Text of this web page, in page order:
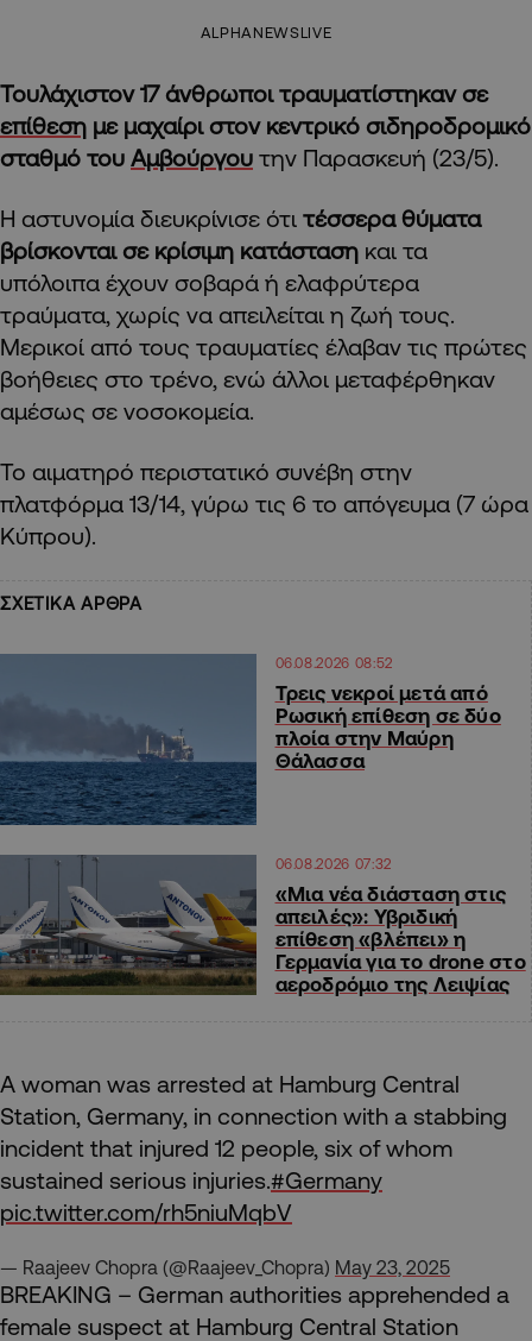
ALPHANEWSLIVE
Τουλάχιστον 17 άνθρωποι τραυματίστηκαν σε
επίθεση με μαχαίρι στον κεντρικό σιδηροδρομικό
σταθμό του Αμβούργου την Παρασκευή (23/5).
Η αστυνομία διευκρίνισε ότι τέσσερα θύματα
βρίσκονται σε κρίσιμη κατάσταση και τα
υπόλοιπα έχουν σοβαρά ή ελαφρύτερα
τραύματα, χωρίς να απειλείται η ζωή τους.
Μερικοί από τους τραυματίες έλαβαν τις πρώτες
βοήθειες στο τρένο, ενώ άλλοι μεταφέρθηκαν
αμέσως σε νοσοκομεία.
Το αιματηρό περιστατικό συνέβη στην
πλατφόρμα 13/14, γύρω τις 6 το απόγευμα (7 ώρα
Κύπρου).
ΣΧΕΤΙΚΑ ΑΡΘΡΑ
06.08.2026 08:52
Τρεις νεκροί μετά από
Ρωσική επίθεση σε δύο
πλοία στην Μαύρη
Θάλασσα
06.08.2026 07:32
«Μια νέα διάσταση στις
απειλές»: Υβριδική
επίθεση «βλέπει» η
Γερμανία για το drone στο
αεροδρόμιο της Λειψίας
A woman was arrested at Hamburg Central
Station, Germany, in connection with a stabbing
incident that injured 12 people, six of whom
sustained serious injuries.#Germany
pic.twitter.com/rh5niuMqbV
— Raajeev Chopra (@Raajeev_Chopra) May 23, 2025
BREAKING – German authorities apprehended a
female suspect at Hamburg Central Station